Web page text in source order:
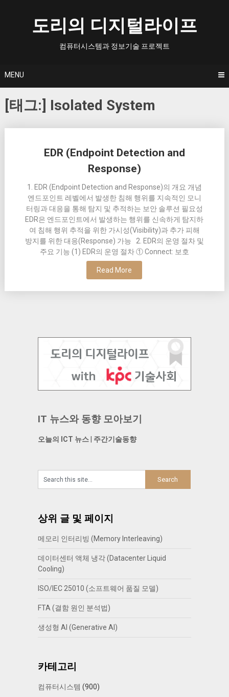
도리의 디지털라이프
컴퓨터시스템과 정보기술 프로젝트
MENU
[태그:] Isolated System
EDR (Endpoint Detection and
Response)
1. EDR (Endpoint Detection and Response)의 개요 개념
엔드포인트 레벨에서 발생한 침해 행위를 지속적인 모니
터링과 대응을 통해 탐지 및 추적하는 보안 솔루션 필요성
EDR은 엔드포인트에서 발생하는 행위를 신속하게 탐지하
여 침해 행위 추적을 위한 가시성(Visibility)과 추가 피해
방지를 위한 대응(Response) 가능 2. EDR의 운영 절차 및
주요 기능 (1) EDR의 운영 절차 ① Connect: 보호
Read More
navigation
IT 뉴스와 동향 모아보기
오늘의 ICT 뉴스| 주간기술동향
상위 글 및 페이지
메모리 인터리빙 (Memory Interleaving)
데이터센터 액체 냉각 (Datacenter Liquid
Cooling)
ISO/IEC 25010 (소프트웨어 품질 모델)
FTA (결함 원인 분석법)
생성형 AI (Generative AI)
카테고리
컴퓨터시스템 (900)